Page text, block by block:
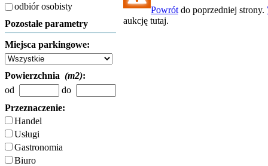
odbiór osobisty
Pozostałe parametry
Miejsca parkingowe:
Powierzchnia (m2):
od
do
Przeznaczenie:
Handel
Usługi
Gastronomia
Biuro
Powrót do poprzedniej strony.
aukcję tutaj.